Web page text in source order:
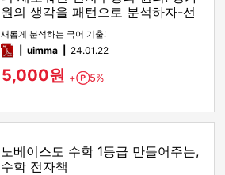
원의 생각을 패턴으로 분석하자-선
지구성의 원리
새롭게 분석하는 국어 기출!
pdfuimma 24.01.22
5,000원 + Point
5%
노베이스도 수학 1등급 만들어주는,
수학 전자책